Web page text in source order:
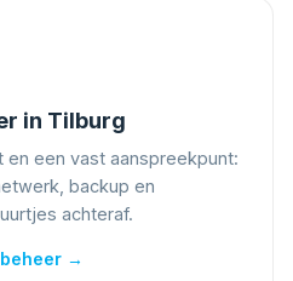
in Tilburg
en een vast aanspreekpunt:
backup en
achteraf.
→